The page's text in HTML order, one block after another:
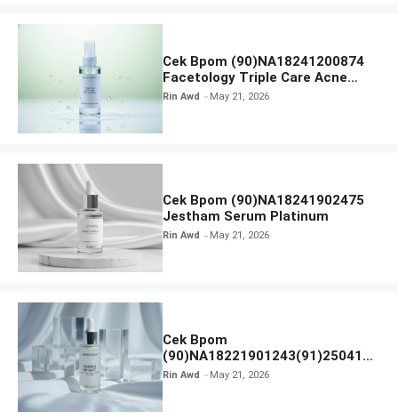
Cek Bpom (90)NA18241200874
Facetology Triple Care Acne
Calm Micellar Water
Rin Awd May 21, 2026
Cek Bpom (90)NA18241902475
Jestham Serum Platinum
Rin Awd May 21, 2026
Cek Bpom
(90)NA18221901243(91)250418
Hanasui Power Bright Serum
Rin Awd May 21, 2026